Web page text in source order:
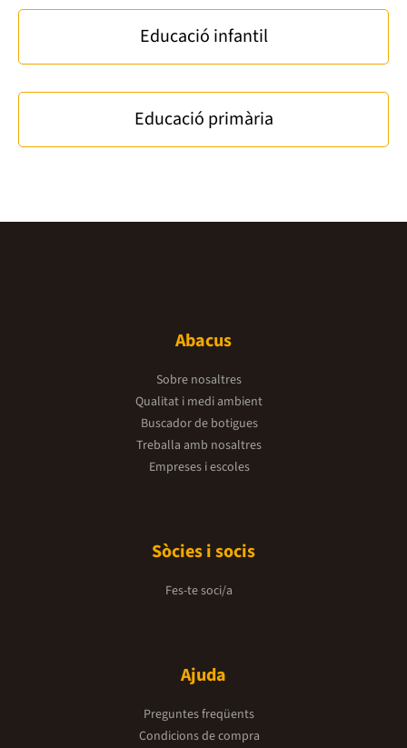
Educació infantil
Educació primària
Abacus
Sobre nosaltres
Qualitat i medi ambient
Buscador de botigues
Treballa amb nosaltres
Empreses i escoles
Sòcies i socis
Fes-te soci/a
Ajuda
Preguntes freqüents
Condicions de compra